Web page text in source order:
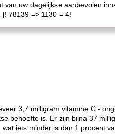
uw dagelijkse aanbevolen
78139 => 1130 = 4!
3,7 milligram vitamine C -
behoefte is. Er zijn bijna 37
iets minder is dan 1 procent